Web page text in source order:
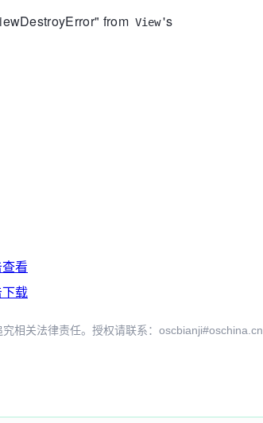
from View 's
查看
下载
相关法律责任。授权请联系：oscbianji#oschina.cn